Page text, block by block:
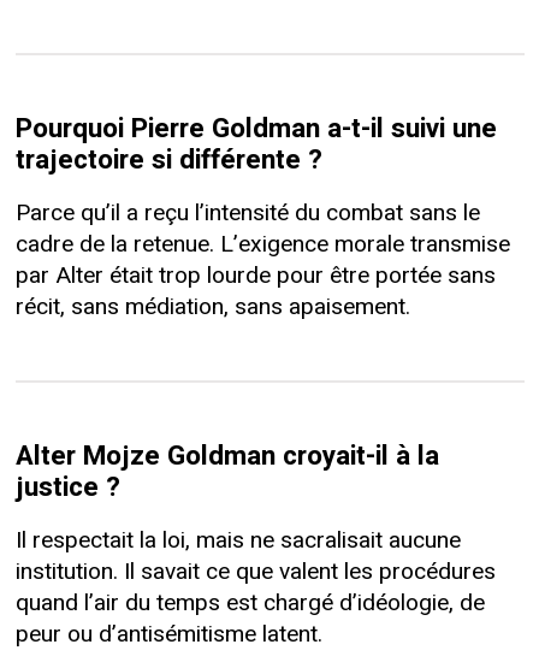
Pourquoi Pierre Goldman a-t-il suivi une
trajectoire si différente ?
Parce qu’il a reçu l’intensité du combat sans le
cadre de la retenue. L’exigence morale transmise
par Alter était trop lourde pour être portée sans
récit, sans médiation, sans apaisement.
Alter Mojze Goldman croyait-il à la
justice ?
Il respectait la loi, mais ne sacralisait aucune
institution. Il savait ce que valent les procédures
quand l’air du temps est chargé d’idéologie, de
peur ou d’antisémitisme latent.